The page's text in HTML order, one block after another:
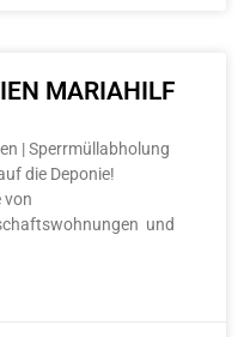
MARIAHILF
| Sperrmüllabholung
die Deponie!
von
und